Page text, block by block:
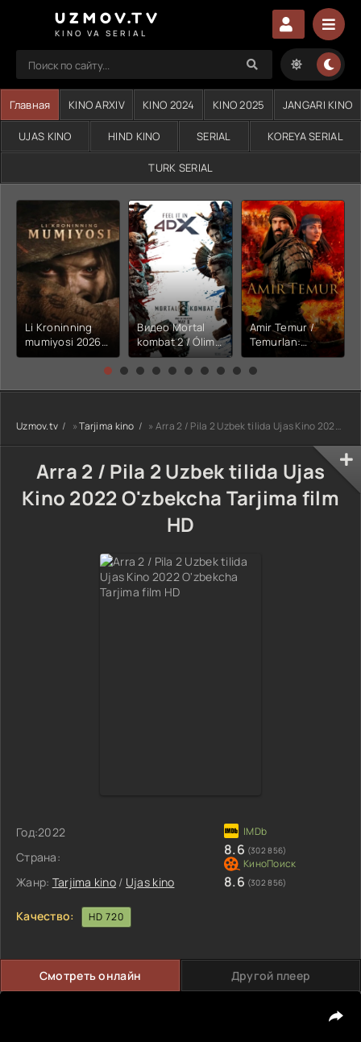
UZMOV.TV
KINO VA SERIAL
Главная KINO ARXIV KINO 2024 KINO 2025 JANGARI KINO
UJAS KINO HIND KINO SERIAL KOREYA SERIAL
TURK SERIAL
Li Kroninning
mumiyosi 2026
(uzbek tilida
kino) tarjima HD
Видео Mortal
kombat 2 / Ólim
jangi 2 (2026)
Uzbek tilida
Amir Temur /
Temurlan:
Fathchining
yuksalishi
tarjima kino Full
HD tas-ix
Uzmov.tv »Tarjima kino » Arra 2 / Pila 2 Uzbek tilida Ujas Kino 2022 O'zbekcha Tarjima film HD
Arra 2 / Pila 2 Uzbek tilida Ujas
Kino 2022 O'zbekcha Tarjima film
HD
Год:2022
Страна:
Жанр: Tarjima kino / Ujas kino
8.6 (302 856)
8.6 (302 856)
Качество: HD 720
Смотреть онлайн Другой плеер